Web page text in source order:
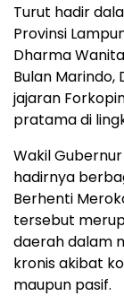
Turut hadir
Provinsi
Dharma
Bulan Marindo,
jajaran
pratama di
Wakil
hadirnya
Berhenti
tersebut
daerah dalam
kronis akibat
maupun pasif.